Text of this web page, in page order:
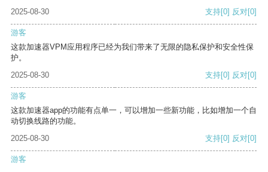
2025-08-30
支持[0] 反对[0]
游客
这款加速器VPM应用程序已经为我们带来了无限的隐私保护和安全性保
护。
2025-08-30
支持[0] 反对[0]
游客
这款加速器app的功能有点单一，可以增加一些新功能，比如增加一个自
动切换线路的功能。
2025-08-30
支持[0] 反对[0]
游客